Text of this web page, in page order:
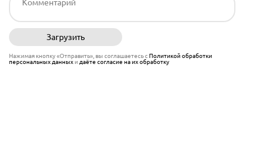
Загрузить
Нажимая кнопку «Отправить», вы соглашаетесь сПолитикой обработки
персональных данныхи даёте согласие на их обработку